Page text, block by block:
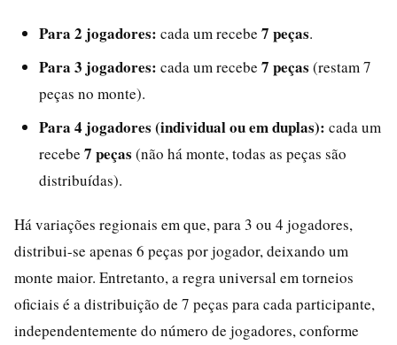
Para 2 jogadores: cada um recebe 7 peças.
Para 3 jogadores: cada um recebe 7 peças (restam 7
peças no monte).
Para 4 jogadores (individual ou em duplas): cada um
recebe 7 peças (não há monte, todas as peças são
distribuídas).
Há variações regionais em que, para 3 ou 4 jogadores,
distribui-se apenas 6 peças por jogador, deixando um
monte maior. Entretanto, a regra universal em torneios
oficiais é a distribuição de 7 peças para cada participante,
independentemente do número de jogadores, conforme